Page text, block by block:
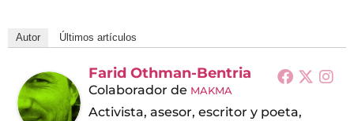
Autor Últimos artículos
Farid Othman-Bentria
Colaborador de MAKMA
Activista, asesor, escritor y poeta,